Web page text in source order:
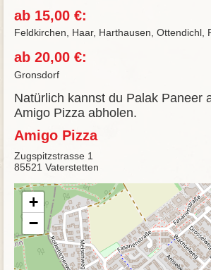
ab 15,00 €:
Feldkirchen, Haar, Harthausen, Ottendichl,
ab 20,00 €:
Gronsdorf
Natürlich kannst du Palak Paneer
Amigo Pizza abholen.
Amigo Pizza
Zugspitzstrasse 1
85521 Vaterstetten
+
−